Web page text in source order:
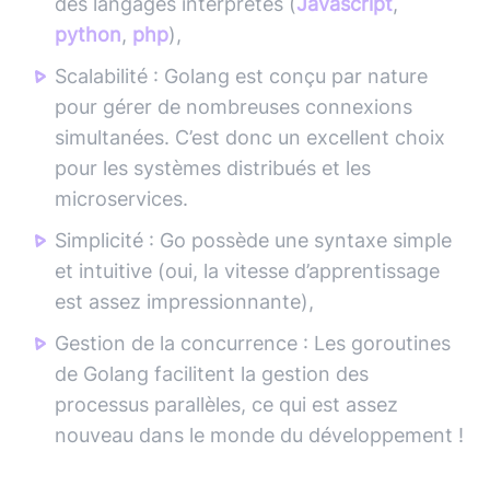
python, php),
Scalabilité : Golang est conçu par nature
pour gérer de nombreuses connexions
simultanées. C’est donc un excellent choix
pour les systèmes distribués et les
microservices.
Simplicité : Go possède une syntaxe simple
et intuitive (oui, la vitesse d’apprentissage
est assez impressionnante),
Gestion de la concurrence : Les goroutines
de Golang facilitent la gestion des
processus parallèles, ce qui est assez
nouveau dans le monde du développement !